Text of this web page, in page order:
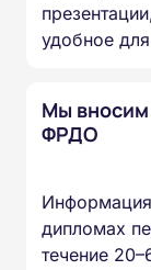
удобное
Мы
ФРДО
дипломах
течение